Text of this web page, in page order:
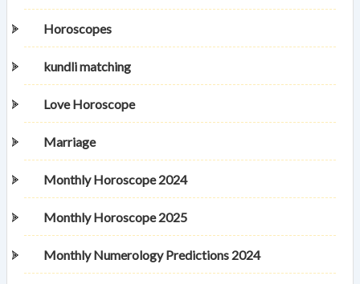
Horoscopes
kundli matching
Love Horoscope
Marriage
Monthly Horoscope 2024
Monthly Horoscope 2025
Monthly Numerology Predictions 2024